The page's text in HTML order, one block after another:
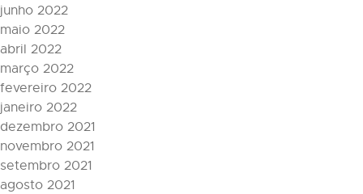
junho 2022
maio 2022
abril 2022
março 2022
fevereiro 2022
janeiro 2022
dezembro 2021
novembro 2021
setembro 2021
agosto 2021